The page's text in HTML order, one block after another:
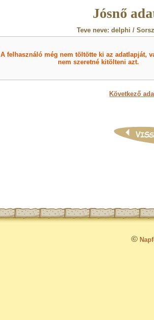
Jósnő
Teve neve: delphi /
A felhasználó még nem töltötte ki az adatlapját,
nem szeretné kitölteni azt.
Következő
©